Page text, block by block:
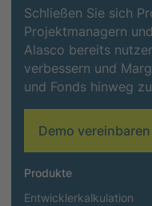
Schließen Sie sich
Projektmanagern
Alasco bereits
verbessern und
und Fonds hinweg
Demo vereinbaren
Produkte
Entwicklerkalkulation